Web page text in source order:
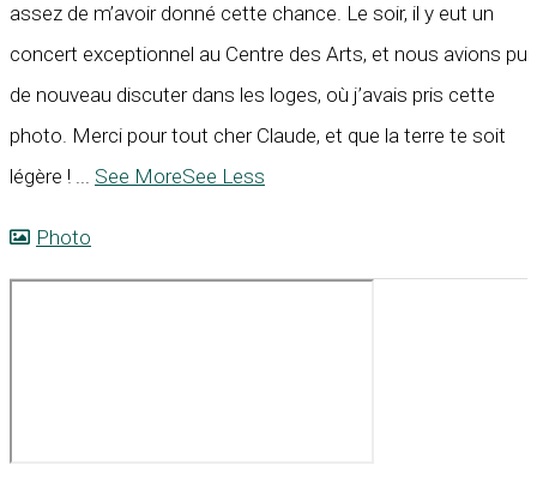
assez de m’avoir donné cette chance. Le soir, il y eut un
concert exceptionnel au Centre des Arts, et nous avions pu
de nouveau discuter dans les loges, où j’avais pris cette
photo. Merci pour tout cher Claude, et que la terre te soit
légère ! ... See MoreSee Less
Photo